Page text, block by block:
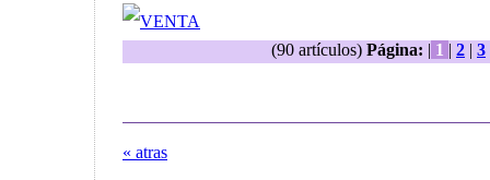
VENTA
(90 artículos) Página: | 1 | 2 | 3
« atras